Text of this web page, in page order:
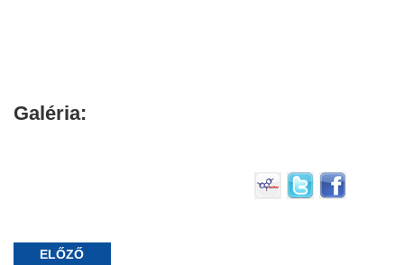
Galéria:
ELŐZŐ